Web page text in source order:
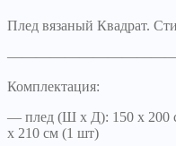
Плед вязаный Квадрат.
Комплектация:
— плед (Ш х Д): 150 х 200
х 210 см (1 шт)